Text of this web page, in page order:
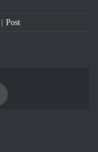
Post
Tumblr